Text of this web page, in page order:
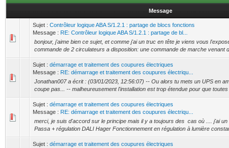
Message
Sujet : Contrôleur logique ABA S/1.2.1 : partage de blocs fonctions
Message : RE: Contrôleur logique ABA S/1.2.1 : partage de bl...
bonjour, j'aime bien ce sujet, et comme j'ai un truc en tête je viens vous
commande de 2 circulateurs a disposition: une commande de marche venant
Sujet : démarrage et traitement des coupures électriques
Message : RE: démarrage et traitement des coupures électriqu...
Jonathan007 a écrit : (03/01/2023, 12:56:07) -- Ou alors tu mets un UPS en
coupe pas... -- malheureusement l'installation est trop étendue pour que toutes
Sujet : démarrage et traitement des coupures électriques
Message : RE: démarrage et traitement des coupures électriqu...
merci, je suis d'accord sur le principe mais il y a toujours des cas où .... j'ai
Passa + régulation DALI Hager Fonctionnement en régulation à lumière
Sujet : démarrage et traitement des coupures électriques